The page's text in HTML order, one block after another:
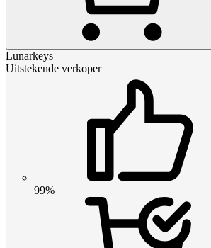
Lunarkeys
Uitstekende verkoper
99%